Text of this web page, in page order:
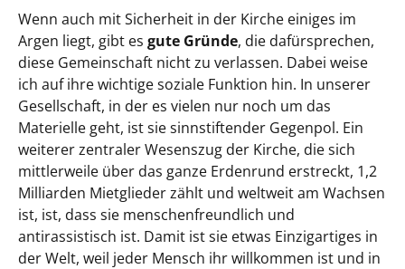
Wenn auch mit Sicherheit in der Kirche einiges im
Argen liegt, gibt es gute Gründe, die dafürsprechen,
diese Gemeinschaft nicht zu verlassen. Dabei weise
ich auf ihre wichtige soziale Funktion hin. In unserer
Gesellschaft, in der es vielen nur noch um das
Materielle geht, ist sie sinnstiftender Gegenpol. Ein
weiterer zentraler Wesenszug der Kirche, die sich
mittlerweile über das ganze Erdenrund erstreckt, 1,2
Milliarden Mietglieder zählt und weltweit am Wachsen
ist, ist, dass sie menschenfreundlich und
antirassistisch ist. Damit ist sie etwas Einzigartiges in
der Welt, weil jeder Mensch ihr willkommen ist und in